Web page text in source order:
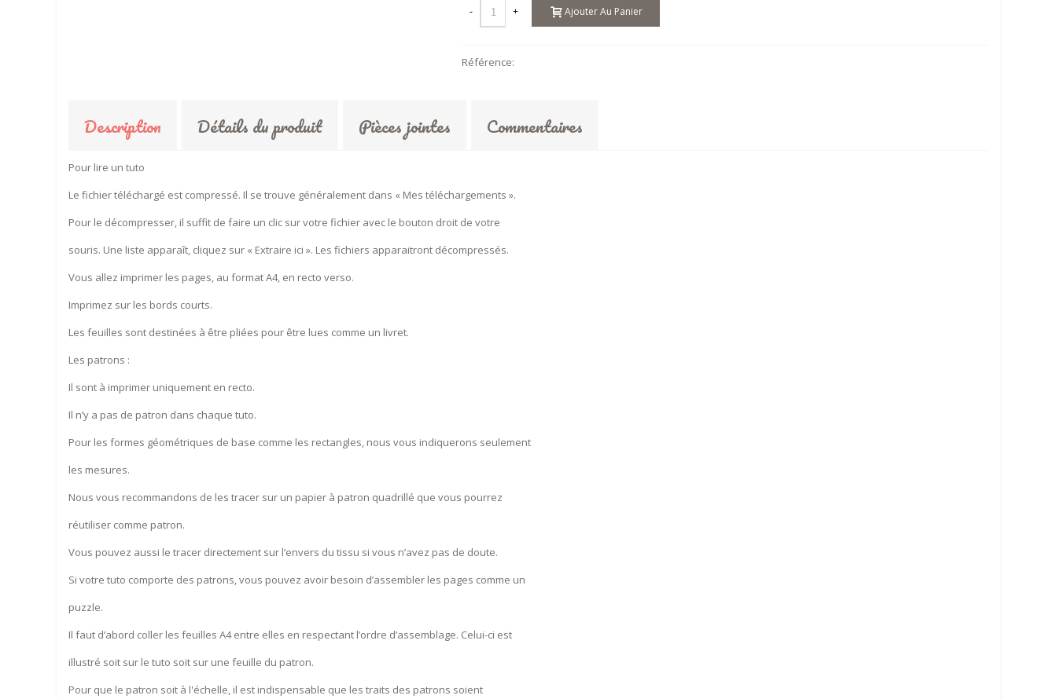
- + Ajouter Au Panier
Référence:
Description Détails du produit Pièces jointes Commentaires
Pour lire un tuto
Le fichier téléchargé est compressé. Il se trouve généralement dans « Mes téléchargements ».
Pour le décompresser, il suffit de faire un clic sur votre fichier avec le bouton droit de votre
souris. Une liste apparaît, cliquez sur « Extraire ici ». Les fichiers apparaitront décompressés.
Vous allez imprimer les pages, au format A4, en recto verso.
Imprimez sur les bords courts.
Les feuilles sont destinées à être pliées pour être lues comme un livret.
Les patrons :
Il sont à imprimer uniquement en recto.
Il n’y a pas de patron dans chaque tuto.
Pour les formes géométriques de base comme les rectangles, nous vous indiquerons seulement
les mesures.
Nous vous recommandons de les tracer sur un papier à patron quadrillé que vous pourrez
réutiliser comme patron.
Vous pouvez aussi le tracer directement sur l’envers du tissu si vous n’avez pas de doute.
Si votre tuto comporte des patrons, vous pouvez avoir besoin d’assembler les pages comme un
puzzle.
Il faut d’abord coller les feuilles A4 entre elles en respectant l’ordre d’assemblage. Celui-ci est
illustré soit sur le tuto soit sur une feuille du patron.
Pour que le patron soit à l'échelle, il est indispensable que les traits des patrons soient